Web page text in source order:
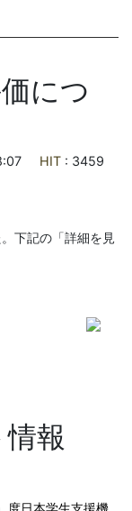
につ
HIT : 3459
下記の「詳細を見
報